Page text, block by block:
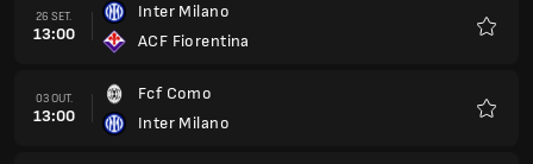
26 SET.
13:00
Inter Milano
ACF Fiorentina
03 OUT.
13:00
Fcf Como
Inter Milano